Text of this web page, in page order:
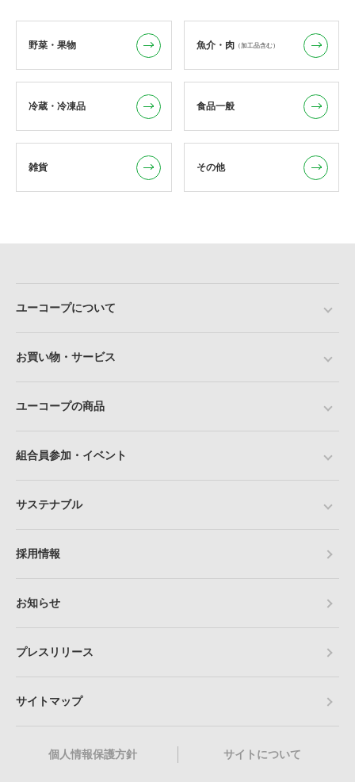
野菜・果物 魚介・肉 （加工品含む）
冷蔵・冷凍品 食品一般
雑貨 その他
ユーコープについて
お買い物・サービス
ユーコープの商品
組合員参加・イベント
サステナブル
採用情報
お知らせ
プレスリリース
サイトマップ
個人情報保護方針 サイトについて